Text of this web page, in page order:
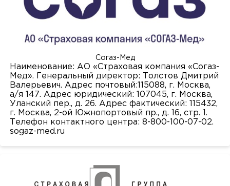
Согаз-Мед
Наименование: АО «Страховая компания «Согаз-
Мед». Генеральный директор: Толстов Дмитрий
Валерьевич. Адрес почтовый:115088, г. Москва,
а/я 147. Адрес юридический: 107045, г. Москва,
Уланский пер., д. 26. Адрес фактический: 115432,
г. Москва, 2-ой Южнопортовый пр., д. 16, стр. 1.
Телефон контактного центра: 8-800-100-07-02.
sogaz-med.ru